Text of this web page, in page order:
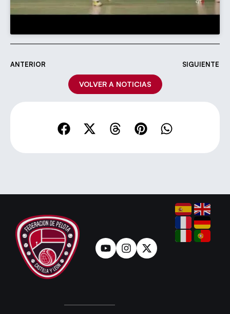
ANTERIOR SIGUIENTE
VOLVER A NOTICIAS